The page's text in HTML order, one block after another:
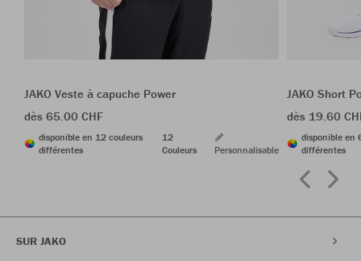
JAKO Veste à capuche Power
dès 65.00 CHF
disponible en 12 couleurs
différentes
12
Couleurs
Personnalisable
JAKO Short
dès 19.60
disponible en
différentes
SUR JAKO